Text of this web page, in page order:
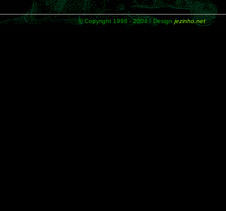
© Copyright 1998 - 2004 - Design jezinho.net